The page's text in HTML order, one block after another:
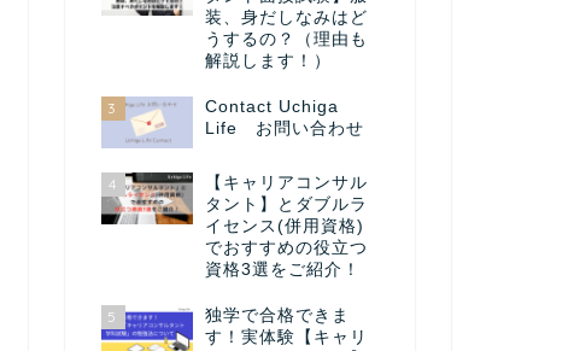
装、身だしなみはど
うするの？（理由も
解説します！）
3
Contact Uchiga
Life お問い合わせ
4
【キャリアコンサル
タント】とダブルラ
イセンス(併用資格)
でおすすめの役立つ
資格3選をご紹介！
5
独学で合格できま
す！実体験【キャリ